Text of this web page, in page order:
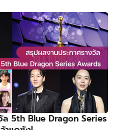
ล 5th Blue Dragon Series